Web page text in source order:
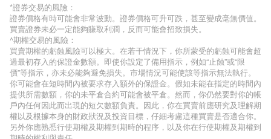
*證券交易的風險：
證券價格有時可能會非常波動。證券價格可升可跌，甚至變成毫無價值。
買賣證券未必一定能夠賺取利潤，反而可能會招致損失。
^期權交易的風險：
買賣期權的虧蝕風險可以極大。在若干情況下，你所蒙受的虧蝕可能會超
過最初存入的保證金數額。即使你設定了備用指示，例如“止蝕”或“限
價”等指示，亦未必能夠避免損失。市場情況可能使該等指示無法執行。
你可能會在短時間內被要求存入額外的保證金。假如未能在指定的時間內
提供所需數額，你的未平倉合約可能會被平倉。然而，你仍然要對你的帳
戶內任何因此而出現的短欠數額負責。因此，你在買賣前應研究及理解期
權以及根據本身的財政狀況及投資目標，仔細考慮這種買賣是否適合你。
另外你應熟悉行使期權及期權到期時的程序，以及你在行使期權及期權到